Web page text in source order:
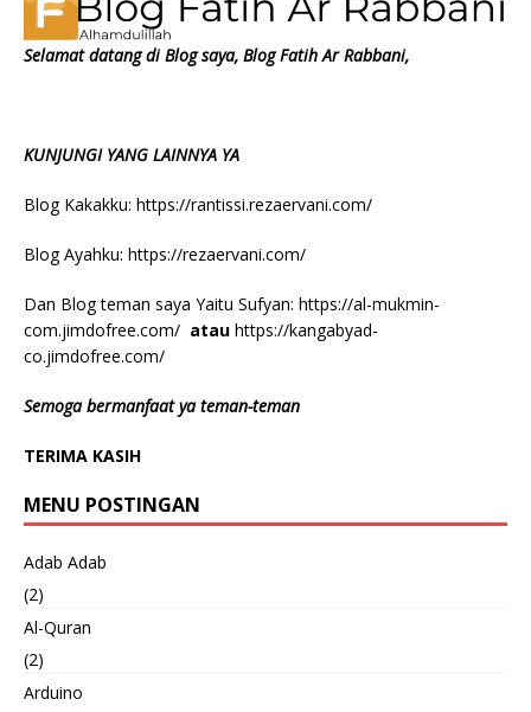
Selamat datang di Blog saya, Blog Fatih Ar Rabbani,
KUNJUNGI YANG LAINNYA YA
Blog Kakakku: https://rantissi.rezaervani.com/
Blog Ayahku: https://rezaervani.com/
Dan Blog teman saya Yaitu Sufyan: https://al-mukmin-
com.jimdofree.com/ atau https://kangabyad-
co.jimdofree.com/
Semoga bermanfaat ya teman-teman
TERIMA KASIH
MENU POSTINGAN
Adab Adab
(2)
Al-Quran
(2)
Arduino